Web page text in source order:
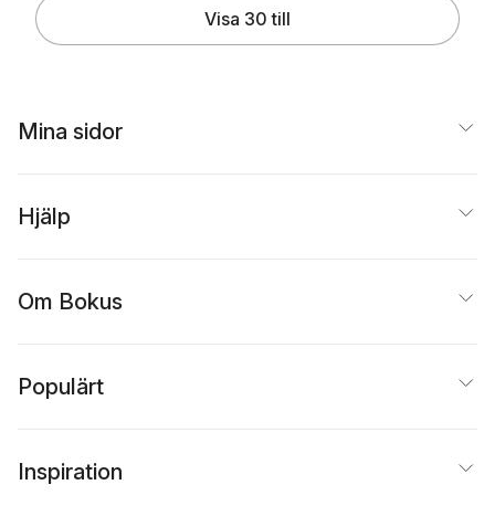
Visa 30 till
Mina sidor
Hjälp
Om Bokus
Populärt
Inspiration